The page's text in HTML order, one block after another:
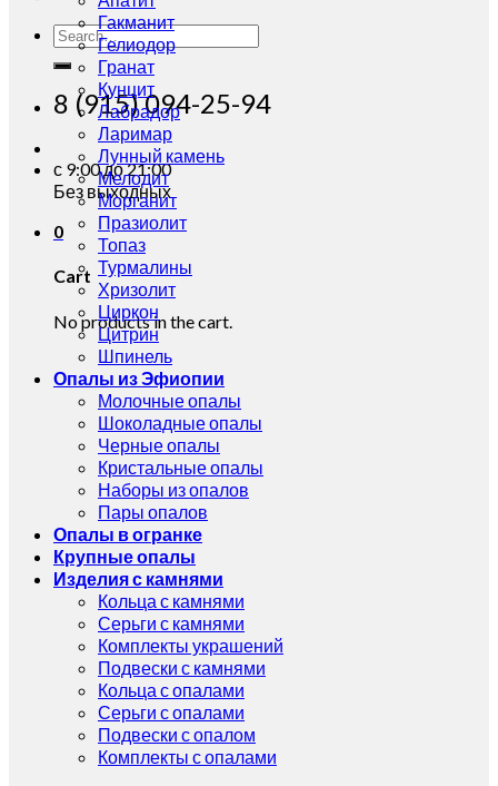
Search
for:
8 (915) 094-25-94
с 9:00 до 21:00
Без выходных
0
Cart
No products in the cart.
Гакманит
Гелиодор
Гранат
Кунцит
Лабрадор
Ларимар
Лунный камень
Мелодит
Морганит
Празиолит
Топаз
Турмалины
Хризолит
Циркон
Цитрин
Шпинель
Опалы из Эфиопии
Молочные опалы
Шоколадные опалы
Черные опалы
Кристальные опалы
Наборы из опалов
Пары опалов
Опалы в огранке
Крупные опалы
Изделия с камнями
Кольца с камнями
Серьги с камнями
Комплекты украшений
Подвески с камнями
Кольца с опалами
Серьги с опалами
Подвески с опалом
Комплекты с опалами